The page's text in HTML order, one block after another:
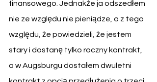
finansowego. Jednakże ja odszedłem
nie ze względu nie pieniądze, a z tego
względu, że powiedzieli, że jestem
stary i dostanę tylko roczny kontrakt,
a w Augsburgu dostałem dwuletni